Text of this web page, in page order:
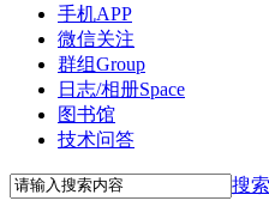
手机APP
微信关注
群组Group
日志/相册Space
图书馆
技术问答
搜索